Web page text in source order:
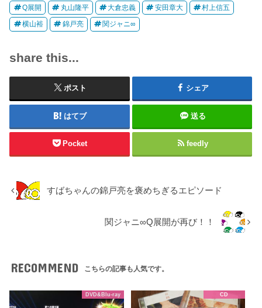
Q展開 丸山隆平 大倉忠義 安田章大 村上信五
横山裕 錦戸亮 関ジャニ∞
share this...
ポスト シェア
はてブ 送る
Pocket feedly
すばちゃんの錦戸亮を褒めちぎるエピソード
関ジャニ∞Q展開が再び！！
RECOMMEND こちらの記事も人気です。
DVD&Blu-ray CD